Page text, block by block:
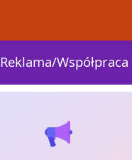
Reklama/Współpraca